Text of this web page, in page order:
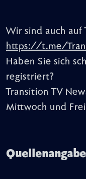
Wir sind auch auf
https://t.me/
Haben Sie sich
registriert?
Transition TV
Mittwoch und